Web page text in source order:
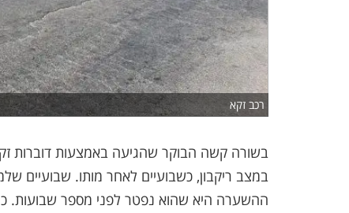
רכב זקא
במצב ריקבון, כשבועיים לאחר מותו. שבועיים
ההשערה היא שהוא נפטר לפני מספר שבועות.